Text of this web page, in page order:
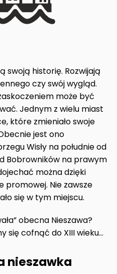
swoją historię. Rozwijają
czy swój wygląd.
może być
Jednym z wielu miast
które zmieniało swoje
jest ono
Wisły na południe od
Bobrowników na prawym
można dzięki
promowej. Nie zawsze
się w tym miejscu.
obecna Nieszawa?
się cofnąć do XIII wieku…
nieszawka